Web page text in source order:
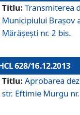
Titlu: Transmiterea
Municipiului Braşov
Mărăşeşti nr. 2 bis.
628/16.12.2013
Titlu: Aprobarea
str. Eftimie Murgu